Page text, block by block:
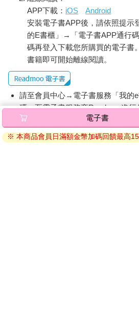
APP下載： iOS
Android
安裝電子書APP後，請依照提
的E書櫃」→「電子書APP通行碼
碼再登入下載您所購買的電子書
書籍即可開始離線閱讀。
請至會員中心→電子書服務「我的
碼』至電子書服務商Readmoo進行
退換貨須知：
因版權保護，您在金石堂所購買的
電子書
※ 本商品會員日滿額金幣加碼回饋最高